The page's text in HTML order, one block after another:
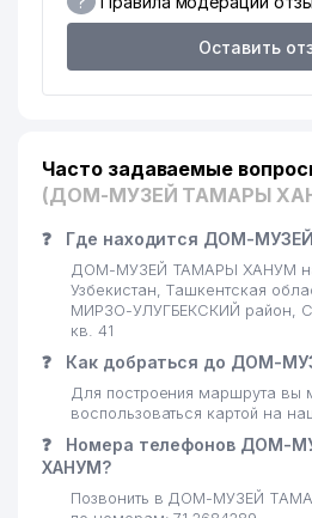
18 MIRAX QURILISH
EVENTUS SERVICE
ООО
21 DENT-MASTER ЧП
УЗБЕКИСТАНА
23 DISCOVER CENTRAL
24 MOBIL-TASH SERVICE
КАРАМАТОВ ВА
АДВОКАТСКАЯ ФИРМА
26
QURBONOV SARDOR
O'G'LI ИндП
Оставить
Часто задаваемые
(ДОМ-МУЗЕЙ ТАМАРЫ
❓ Где находится ДОМ-
ДОМ-МУЗЕЙ ТАМАРЫ ХАНУМ
Узбекистан, Ташкентская
МИРЗО-УЛУГБЕКСКИЙ район,
кв. 41
❓ Как добраться до ДОМ-
Для построения маршрута вы
воспользоваться картой на
❓
Номера телефонов ДОМ-
ХАНУМ?
Позвонить в ДОМ-МУЗЕЙ